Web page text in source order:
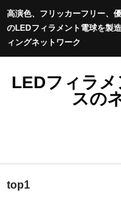
高演色、フリッカーフリー、
のLEDフィラメント電球を製
ィングネットワーク
LEDフィラ
スの
LEDフィラメント電球
top1